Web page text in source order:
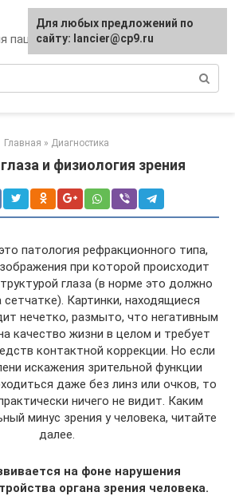
пациента
Главная » Диагностика
и физиология зрения
патология рефракционного типа,
при которой происходит
глаза (в норме это должно
сетчатке). Картинки, находящиеся
нечетко, размыто, что негативным
качество жизни в целом и требует
контактной коррекции. Но если
искажения зрительной функции
даже без линз или очков, то
ничего не видит. Каким
минус зрения у человека, читайте
далее.
на фоне нарушения
органа зрения человека.
Для любых предложений по
сайту: lancier@cp9.ru